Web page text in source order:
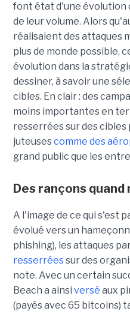
font état d'une évolution
de leur volume. Alors
réalisaient des attaques
plus de monde possible,
évolution dans la
dessiner, à savoir une
cibles. En clair : des
moins importantes en
resserrées sur des
juteusescomme des
grand public que les
Des rançons
A l'image de ce qui s'est
évolué vers un
phishing), les attaques
resserréessur des
note. Avec un certain
Beach a ainsi versé aux
(payés avec 65 bitcoins)